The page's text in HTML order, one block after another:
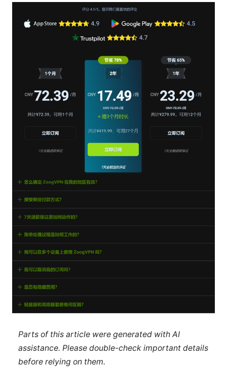
Parts of this article were generated with AI
assistance. Please double-check important details
before relying on them.